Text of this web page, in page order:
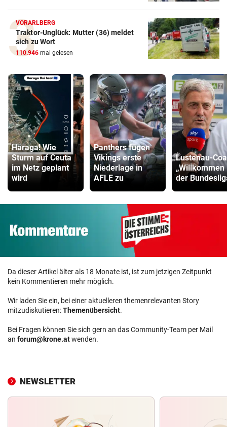
VORARLBERG
Traktor-Unglück: Mutter (36) meldet
sich zu Wort
110.946 mal gelesen
Haraga! Wie
Sturm auf Ceuta
im Netz geplant
wird
Panthers fügen
Vikings erste
Niederlage in
AFLE zu
Lustenau-
„Willkommen
der
Da dieser Artikel älter als 18 Monate ist, ist zum jetzigen Zeitpunkt
kein Kommentieren mehr möglich.
Wir laden Sie ein, bei einer aktuelleren themenrelevanten Story
mitzudiskutieren:Themenübersicht.
Bei Fragen können Sie sich gern an das Community-Team per Mail
an forum@krone.atwenden.
NEWSLETTER